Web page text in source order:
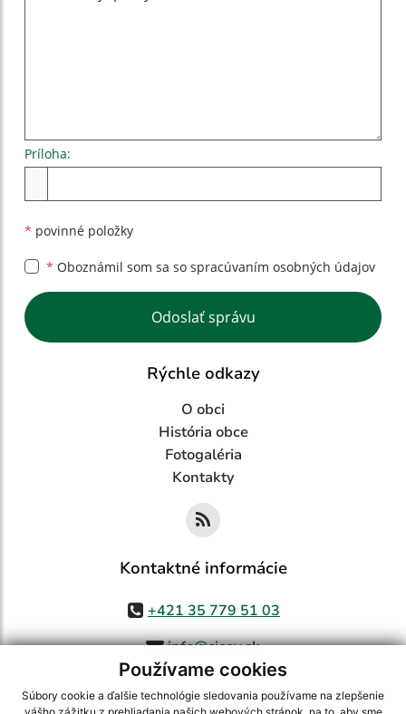
Používame cookies
Súbory cookie a ďalšie technológie sledovania používame na zlepšenie
Príloha:
* povinné položky
* Oboznámil som sa so spracúvaním osobných údajov
Google reCaptcha Response
Odoslať správu
Rýchle odkazy
O obci
História obce
Fotogaléria
Kontakty
Kontaktné informácie
+421 35 779 51 03
info@cicov.sk